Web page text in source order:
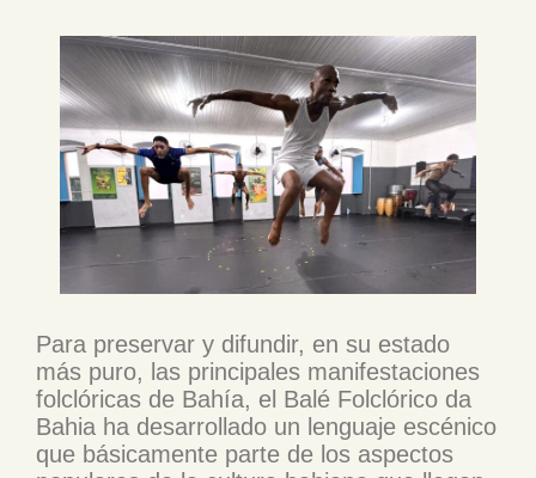
Para preservar y difundir, en su estado
más puro, las principales manifestaciones
folclóricas de Bahía, el Balé Folclórico da
Bahia ha desarrollado un lenguaje escénico
que básicamente parte de los aspectos